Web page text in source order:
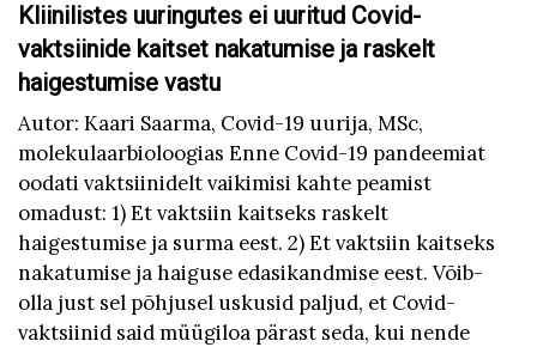
Kliinilistes uuringutes ei uuritud Covid-
vaktsiinide kaitset nakatumise ja raskelt
haigestumise vastu
Autor: Kaari Saarma, Covid-19 uurija, MSc,
molekulaarbioloogias Enne Covid-19 pandeemiat
oodati vaktsiinidelt vaikimisi kahte peamist
omadust: 1) Et vaktsiin kaitseks raskelt
haigestumise ja surma eest. 2) Et vaktsiin kaitseks
nakatumise ja haiguse edasikandmise eest. Võib-
olla just sel põhjusel uskusid paljud, et Covid-
vaktsiinid said müügiloa pärast seda, kui nende